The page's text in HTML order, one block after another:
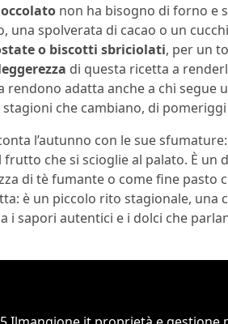
non ha bisogno di forno e
una spolverata di cacao o un
o biscotti sbriciolati, per un
di questa ricetta a
rendono adatta anche a chi segue
che cambiano, di
l’autunno con le sue
che si scioglie al palato. È un
di tè fumante o come fine pasto
è un piccolo rito stagionale, una
i sapori autentici e i dolci che